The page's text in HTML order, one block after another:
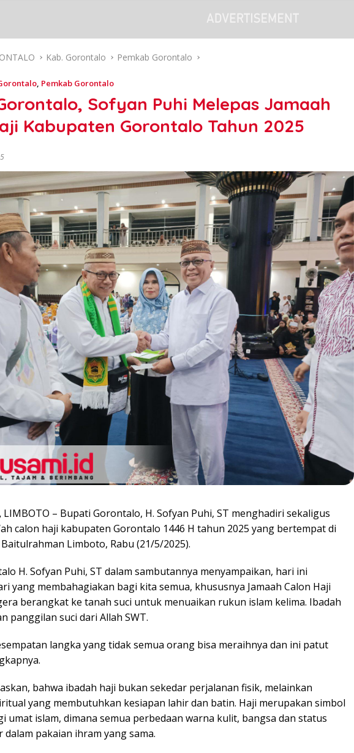
Kab. Gorontalo Pemkab Gorontalo
, Pemkab Gorontalo
Sofyan Puhi Melepas Jamaah
Kabupaten Gorontalo Tahun 2025
LIMBOTO – Bupati Gorontalo, H. Sofyan Puhi, ST menghadiri sekaligus
calon haji kabupaten Gorontalo 1446 H tahun 2025 yang bertempat di
Limboto, Rabu (21/5/2025).
H. Sofyan Puhi, ST dalam sambutannya menyampaikan, hari ini
yang membahagiakan bagi kita semua, khususnya Jamaah Calon Haji
berangkat ke tanah suci untuk menuaikan rukun islam kelima. Ibadah
panggilan suci dari Allah SWT.
langka yang tidak semua orang bisa meraihnya dan ini patut
bahwa ibadah haji bukan sekedar perjalanan fisik, melainkan
yang membutuhkan kesiapan lahir dan batin. Haji merupakan simbol
umat islam, dimana semua perbedaan warna kulit, bangsa dan status
dalam pakaian ihram yang sama.